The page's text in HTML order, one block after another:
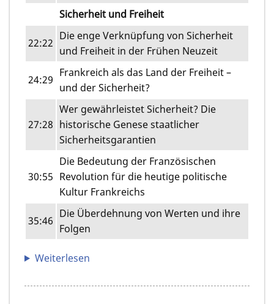
Sicherheit und Freiheit
22:22
Die enge Verknüpfung von Sicherheit
und Freiheit in der Frühen Neuzeit
24:29
Frankreich als das Land der Freiheit –
und der Sicherheit?
27:28
Wer gewährleistet Sicherheit? Die
historische Genese staatlicher
Sicherheitsgarantien
30:55
Die Bedeutung der Französischen
Revolution für die heutige politische
Kultur Frankreichs
35:46
Die Überdehnung von Werten und ihre
Folgen
Weiterlesen